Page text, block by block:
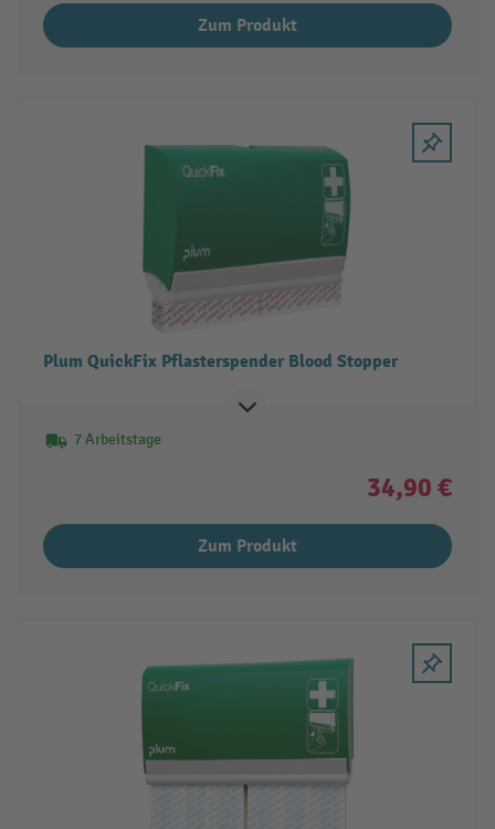
Zum Produkt
Plum QuickFix Pflasterspender Blood Stopper
7 Arbeitstage
34,90 €
Zum Produkt